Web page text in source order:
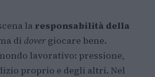
la responsabilità della
di dover giocare bene.
lavorativo: pressione,
proprio e degli altri. Nel